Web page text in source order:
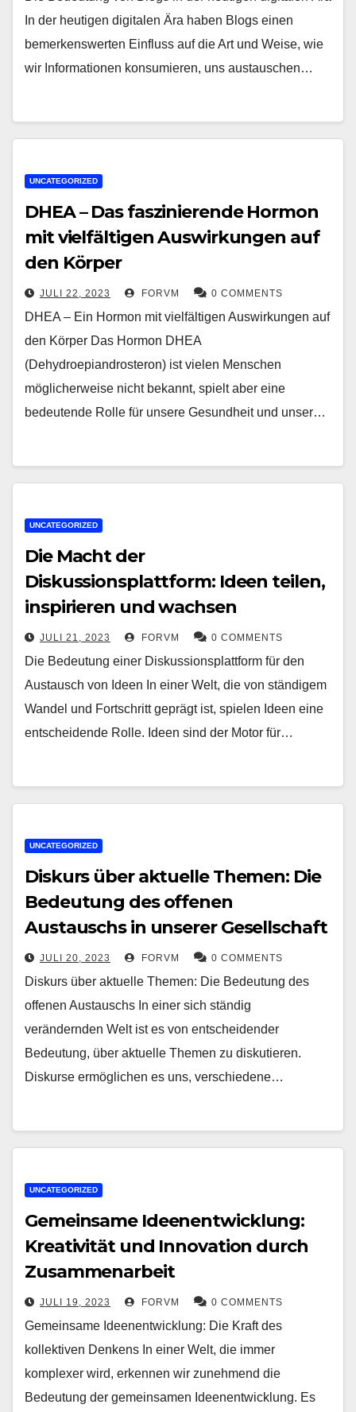
In der heutigen digitalen Ära haben Blogs einen
bemerkenswerten Einfluss auf die Art und Weise, wie
wir Informationen konsumieren, uns austauschen…
UNCATEGORIZED
DHEA – Das faszinierende Hormon
mit vielfältigen Auswirkungen auf
den Körper
JULI 22, 2023 FORVM 0 COMMENTS
DHEA – Ein Hormon mit vielfältigen Auswirkungen auf
den Körper Das Hormon DHEA
(Dehydroepiandrosteron) ist vielen Menschen
möglicherweise nicht bekannt, spielt aber eine
bedeutende Rolle für unsere Gesundheit und unser…
UNCATEGORIZED
Die Macht der
Diskussionsplattform: Ideen teilen,
inspirieren und wachsen
JULI 21, 2023 FORVM 0 COMMENTS
Die Bedeutung einer Diskussionsplattform für den
Austausch von Ideen In einer Welt, die von ständigem
Wandel und Fortschritt geprägt ist, spielen Ideen eine
entscheidende Rolle. Ideen sind der Motor für…
UNCATEGORIZED
Diskurs über aktuelle Themen: Die
Bedeutung des offenen
Austauschs in unserer Gesellschaft
JULI 20, 2023 FORVM 0 COMMENTS
Diskurs über aktuelle Themen: Die Bedeutung des
offenen Austauschs In einer sich ständig
verändernden Welt ist es von entscheidender
Bedeutung, über aktuelle Themen zu diskutieren.
Diskurse ermöglichen es uns, verschiedene…
UNCATEGORIZED
Gemeinsame Ideenentwicklung:
Kreativität und Innovation durch
Zusammenarbeit
JULI 19, 2023 FORVM 0 COMMENTS
Gemeinsame Ideenentwicklung: Die Kraft des
kollektiven Denkens In einer Welt, die immer
komplexer wird, erkennen wir zunehmend die
Bedeutung der gemeinsamen Ideenentwicklung. Es